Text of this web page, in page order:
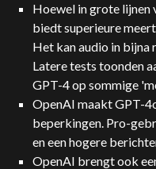
Hoewel in grote
biedt superieure
Het kan audio in bijna
Latere tests toonden
GPT-4 op sommige
OpenAI maaktGPT-
beperkingen. Pro-
en een hogere
OpenAI brengt ook